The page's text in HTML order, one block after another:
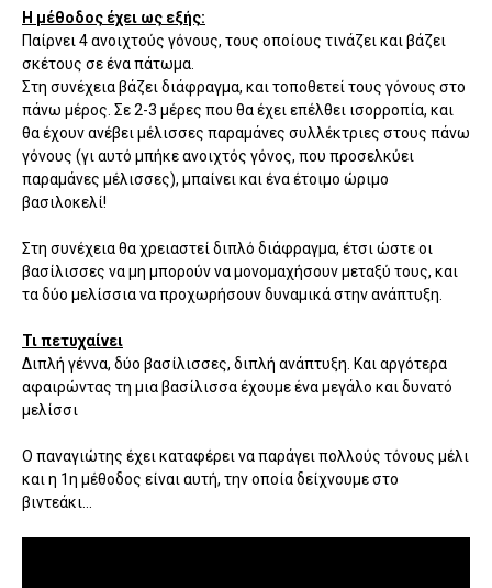
Η μέθοδος έχει ως εξής:
Παίρνει 4 ανοιχτούς γόνους, τους οποίους τινάζει και βάζει
σκέτους σε ένα πάτωμα.
Στη συνέχεια βάζει διάφραγμα, και τοποθετεί τους γόνους στο
πάνω μέρος. Σε 2-3 μέρες που θα έχει επέλθει ισορροπία, και
θα έχουν ανέβει μέλισσες παραμάνες συλλέκτριες στους πάνω
γόνους (γι αυτό μπήκε ανοιχτός γόνος, που προσελκύει
παραμάνες μέλισσες), μπαίνει και ένα έτοιμο ώριμο
βασιλοκελί!
Στη συνέχεια θα χρειαστεί διπλό διάφραγμα, έτσι ώστε οι
βασίλισσες να μη μπορούν να μονομαχήσουν μεταξύ τους, και
τα δύο μελίσσια να προχωρήσουν δυναμικά στην ανάπτυξη.
Τι πετυχαίνει
Διπλή γέννα, δύο βασίλισσες, διπλή ανάπτυξη. Και αργότερα
αφαιρώντας τη μια βασίλισσα έχουμε ένα μεγάλο και δυνατό
μελίσσι
Ο παναγιώτης έχει καταφέρει να παράγει πολλούς τόνους μέλι
και η 1η μέθοδος είναι αυτή, την οποία δείχνουμε στο
βιντεάκι...